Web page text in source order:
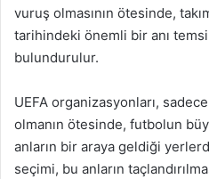
vuruş olmasının ötesinde,
tarihindeki önemli bir anı
bulundurulur.
UEFA organizasyonları,
olmanın ötesinde, futbolun
anların bir araya geldiği
seçimi, bu anların